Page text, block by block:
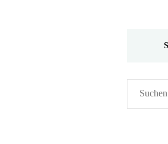
Suchen
nach: